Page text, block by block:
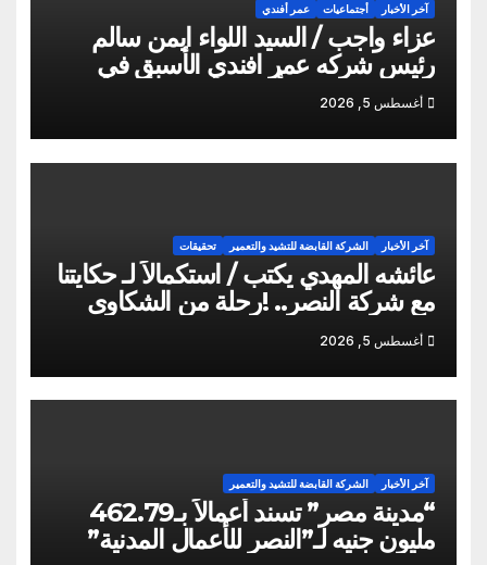
آخر الأخبار أجتماعيات عمر أفندي
عزاء واجب / السيد اللواء ايمن سالم
رئيس شركه عمر افندي الأسبق في
وفاه المغفور له أخو سيادته م أيمن سالم
أغسطس 5, 2026
آخر الأخبار الشركة القابضة للتشيد والتعمير تحقيقات
عائشه المهدي يكتب / استكمالاً لـ حكايتنا
مع شركة النصر.. !رحلة من الشكاوى
ومزيد من التعنت المستمر.. و لجوء
للقابضة إلى صدمة الكواليس!
أغسطس 5, 2026
آخر الأخبار الشركة القابضة للتشيد والتعمير
“مدينة مصر” تسند أعمالاً بـ462.79
مليون جنيه لـ”النصر للأعمال المدنية”